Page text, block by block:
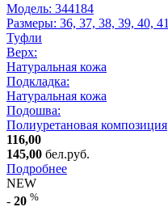
Модель: 344184
Размеры: 36, 37, 38, 39, 40, 41
Туфли
Верх:
Натуральная кожа
Подкладка:
Натуральная кожа
Подошва:
Полиуретановая композиция
116,00
145,00 бел.руб.
Подробнее
NEW
- 20 %